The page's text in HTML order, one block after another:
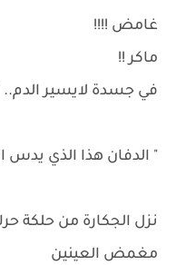
غامض !!!!
ماكر !!
في جسدة لايسير
" الدفان هذا الذي
نزل الجكارة من حلكة
مغمض العينين